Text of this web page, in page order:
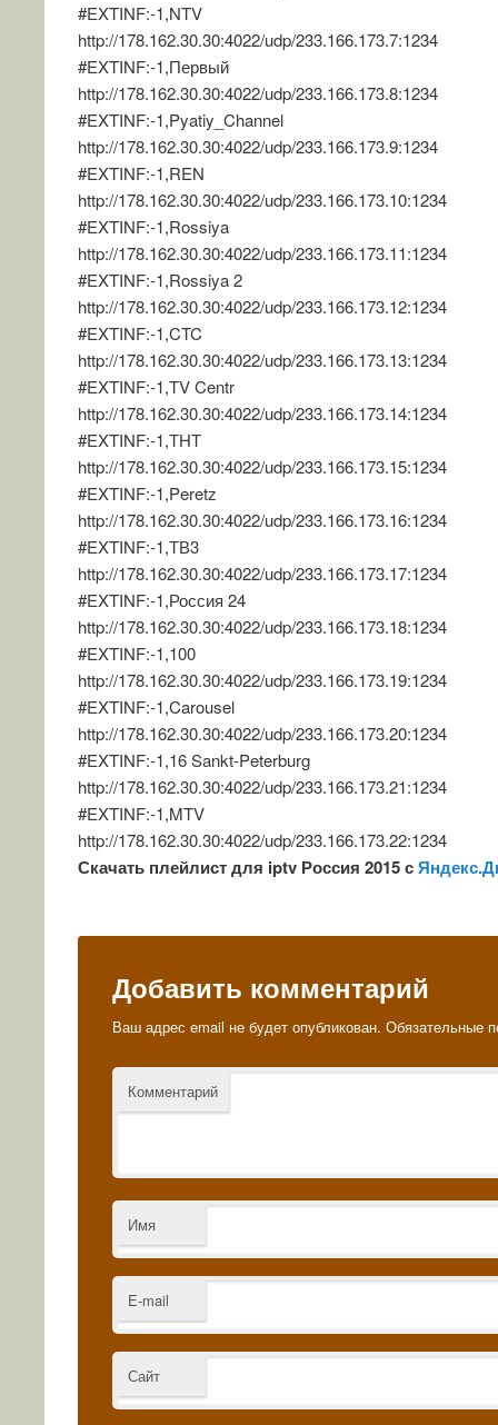
#EXTINF:-1,NTV
http://178.162.30.30:4022/udp/233.166.173.7:1234
#EXTINF:-1,Первый
http://178.162.30.30:4022/udp/233.166.173.8:1234
#EXTINF:-1,Pyatiy_Channel
http://178.162.30.30:4022/udp/233.166.173.9:1234
#EXTINF:-1,REN
http://178.162.30.30:4022/udp/233.166.173.10:1234
#EXTINF:-1,Rossiya
http://178.162.30.30:4022/udp/233.166.173.11:1234
#EXTINF:-1,Rossiya 2
http://178.162.30.30:4022/udp/233.166.173.12:1234
#EXTINF:-1,CTC
http://178.162.30.30:4022/udp/233.166.173.13:1234
#EXTINF:-1,TV Centr
http://178.162.30.30:4022/udp/233.166.173.14:1234
#EXTINF:-1,ТНТ
http://178.162.30.30:4022/udp/233.166.173.15:1234
#EXTINF:-1,Peretz
http://178.162.30.30:4022/udp/233.166.173.16:1234
#EXTINF:-1,ТВ3
http://178.162.30.30:4022/udp/233.166.173.17:1234
#EXTINF:-1,Россия 24
http://178.162.30.30:4022/udp/233.166.173.18:1234
#EXTINF:-1,100
http://178.162.30.30:4022/udp/233.166.173.19:1234
#EXTINF:-1,Carousel
http://178.162.30.30:4022/udp/233.166.173.20:1234
#EXTINF:-1,16 Sankt-Peterburg
http://178.162.30.30:4022/udp/233.166.173.21:1234
#EXTINF:-1,MTV
http://178.162.30.30:4022/udp/233.166.173.22:1234
Скачать плейлист для iptv Россия 2015 с
Добавить комментарий
Ваш адрес email не будет опубликован. Обязательные
Комментарий
Имя
E-mail
Сайт